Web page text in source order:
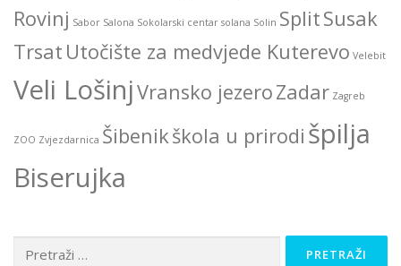
Rovinj Sabor Salona Sokolarski centar solana Solin SplitSusak
Trsat Utočište za medvjede Kuterevo Velebit
Veli LošinjVransko jezeroZadar Zagreb
ZOO Zvjezdarnica Šibenikškola u prirodi špilja
Biserujka